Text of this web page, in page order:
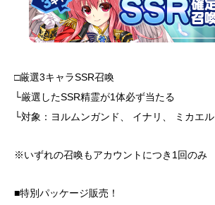
□厳選3キャラSSR召喚
└厳選したSSR精霊が1体必ず当たる
└対象：ヨルムンガンド、 イナリ、 ミカエル
※いずれの召喚もアカウントにつき1回のみ
■特別パッケージ販売！